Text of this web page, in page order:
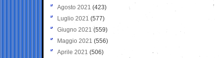
Agosto 2021 (423)
Luglio 2021 (577)
Giugno 2021(559)
Maggio 2021 (556)
Aprile 2021 (506)